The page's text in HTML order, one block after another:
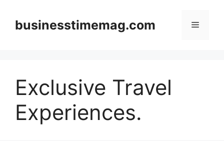
contentbusinesstimemag.com Menu
Exclusive Travel
Experiences.